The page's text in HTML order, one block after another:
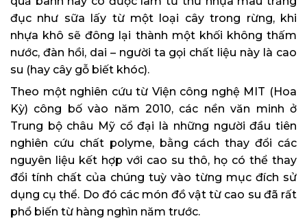
đục như sữa lấy từ một loại cây trong rừng, khi
nhựa khô sẽ đông lại thành một khối không thấm
nước, đàn hồi, dai – người ta gọi chất liệu này là cao
su (hay cây gỗ biết khóc).
Theo một nghiên cứu từ Viện công nghệ MIT (Hoa
Kỳ) công bố vào năm 2010, các nền văn minh ở
Trung bộ châu Mỹ cổ đại là những người đầu tiên
nghiên cứu chất polyme, bằng cách thay đổi các
nguyên liệu kết hợp với cao su thô, họ có thể thay
đổi tính chất của chúng tuỳ vào từng mục đích sử
dụng cụ thể. Do đó các món đồ vật từ cao su đã rất
phổ biến từ hàng nghìn năm trước.